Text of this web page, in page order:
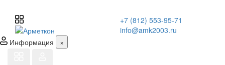
+7 (812) 553-95-71
info@amk2003.ru
Информация
×